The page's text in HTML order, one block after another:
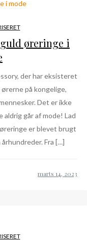
øreringe i
der har eksisteret
på kongelige,
Det er ikke
går af mode! Lad
er blevet brugt
Fra […]